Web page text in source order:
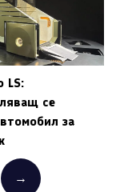
LS:
се
за
→